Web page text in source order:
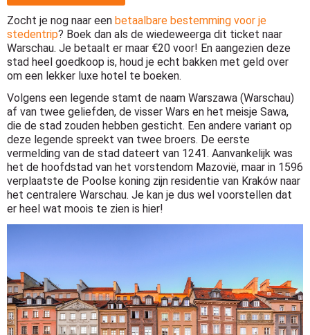
Zocht je nog naar een betaalbare bestemming voor je
stedentrip? Boek dan als de wiedeweerga dit ticket naar
Warschau. Je betaalt er maar €20 voor! En aangezien deze
stad heel goedkoop is, houd je echt bakken met geld over
om een lekker luxe hotel te boeken.
Volgens een legende stamt de naam Warszawa (Warschau)
af van twee geliefden, de visser Wars en het meisje Sawa,
die de stad zouden hebben gesticht. Een andere variant op
deze legende spreekt van twee broers. De eerste
vermelding van de stad dateert van 1241. Aanvankelijk was
het de hoofdstad van het vorstendom Mazovië, maar in 1596
verplaatste de Poolse koning zijn residentie van Kraków naar
het centralere Warschau. Je kan je dus wel voorstellen dat
er heel wat moois te zien is hier!